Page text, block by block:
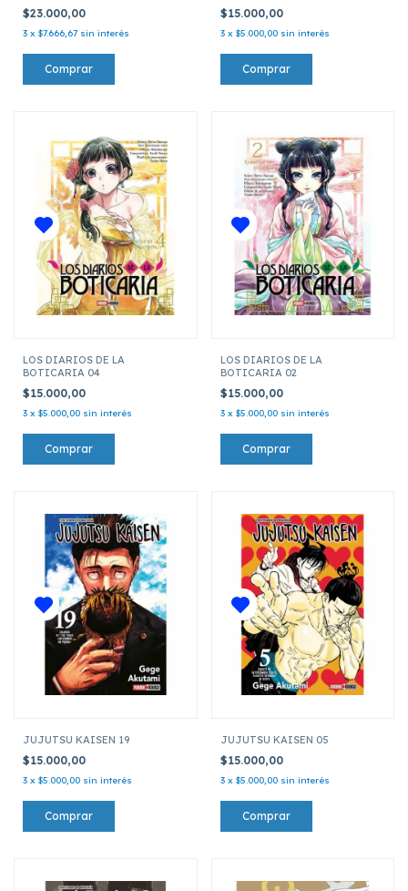
$23.000,00
3 x $7.666,67 sin interés
$15.000,00
3 x $5.000,00 sin interés
LOS DIARIOS DE LA
BOTICARIA 04
$15.000,00
3 x $5.000,00 sin interés
LOS DIARIOS DE LA
BOTICARIA 02
$15.000,00
3 x $5.000,00 sin interés
JUJUTSU KAISEN 19
$15.000,00
3 x $5.000,00 sin interés
JUJUTSU KAISEN 05
$15.000,00
3 x $5.000,00 sin interés